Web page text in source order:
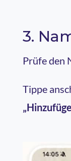
3.
Prüfe den
Tippe